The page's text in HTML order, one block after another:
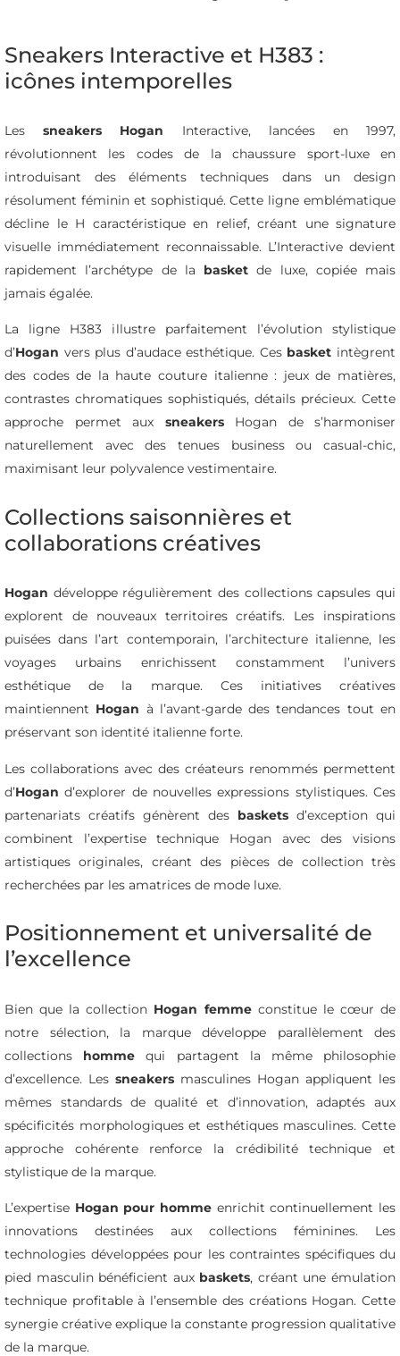
Sneakers Interactive et H383 :
icônes intemporelles
Lessneakers Hogan Interactive, lancées en 1997,
révolutionnent les codes de la chaussure sport-luxe en
introduisant des éléments techniques dans un design
résolument féminin et sophistiqué. Cette ligne emblématique
décline le H caractéristique en relief, créant une signature
visuelle immédiatement reconnaissable. L’Interactive devient
rapidement l’archétype de la basket de luxe, copiée mais
jamais égalée.
La ligne H383 illustre parfaitement l’évolution stylistique
d’Hogan vers plus d’audace esthétique. Ces basket intègrent
des codes de la haute couture italienne : jeux de matières,
contrastes chromatiques sophistiqués, détails précieux. Cette
approche permet aux sneakersHogan de s’harmoniser
naturellement avec des tenues business ou casual-chic,
maximisant leur polyvalence vestimentaire.
Collections saisonnières et
collaborations créatives
Hogan développe régulièrement des collections capsules qui
explorent de nouveaux territoires créatifs. Les inspirations
puisées dans l’art contemporain, l’architecture italienne, les
voyages urbains enrichissent constamment l’univers
esthétique de la marque. Ces initiatives créatives
maintiennent Hogan à l’avant-garde des tendances tout en
préservant son identité italienne forte.
Les collaborations avec des créateurs renommés permettent
d’Hogan d’explorer de nouvelles expressions stylistiques. Ces
partenariats créatifs génèrent des baskets d’exception qui
combinent l’expertise technique Hogan avec des visions
artistiques originales, créant des pièces de collection très
recherchées par les amatrices de mode luxe.
Positionnement et universalité de
l’excellence
Bien que la collection Hogan femmeconstitue le cœur de
notre sélection, la marque développe parallèlement des
collections homme qui partagent la même philosophie
d’excellence. Les sneakers masculines Hogan appliquent les
mêmes standards de qualité et d’innovation, adaptés aux
spécificités morphologiques et esthétiques masculines. Cette
approche cohérente renforce la crédibilité technique et
stylistique de la marque.
L’expertise Hogan pour homme enrichit continuellement les
innovations destinées aux collections féminines. Les
technologies développées pour les contraintes spécifiques du
pied masculin bénéficient aux baskets, créant une émulation
technique profitable à l’ensemble des créations Hogan. Cette
synergie créative explique la constante progression qualitative
de la marque.